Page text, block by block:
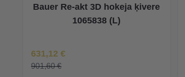
Bauer Re-akt 3D hokeja ķivere
1065838 (L)
Īpaša Cena
631,12 €
901,60 €